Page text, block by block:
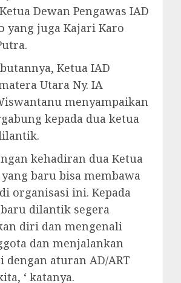
Dewan Pengawas IAD
yang juga Kajari Karo
Ketua IAD
Utara Ny. IA
menyampaikan
kepada dua ketua
kehadiran dua Ketua
baru bisa membawa
organisasi ini. Kepada
dilantik segera
diri dan mengenali
dan menjalankan
dengan aturan AD/ART
‘ katanya.